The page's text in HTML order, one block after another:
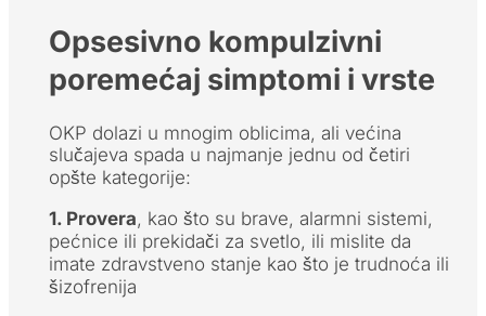
Opsesivno kompulzivni
poremećaj simptomi i vrste
OKP dolazi u mnogim oblicima, ali većina
slučajeva spada u najmanje jednu od četiri
opšte kategorije:
1. Provera, kao što su brave, alarmni sistemi,
pećnice ili prekidači za svetlo, ili mislite da
imate zdravstveno stanje kao što je trudnoća ili
šizofrenija